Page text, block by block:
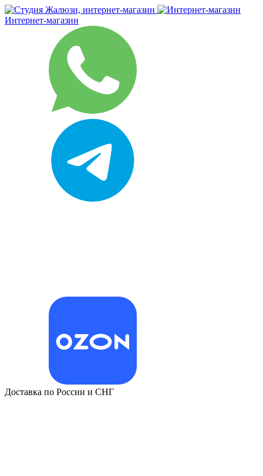
Интернет-магазин
Доставка по России и СНГ